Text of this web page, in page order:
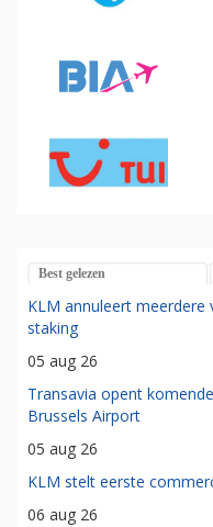
Best gelezen
KLM annuleert
staking
05 aug 26
Transavia opent
Brussels Airport
05 aug 26
KLM stelt eerste
06 aug 26